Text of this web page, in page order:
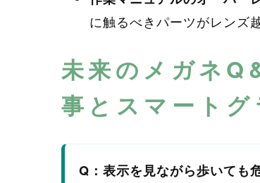
に触るべきパーツがレンズ
未来のメガネ
事とスマートグ
Q：表示を見ながら歩いても